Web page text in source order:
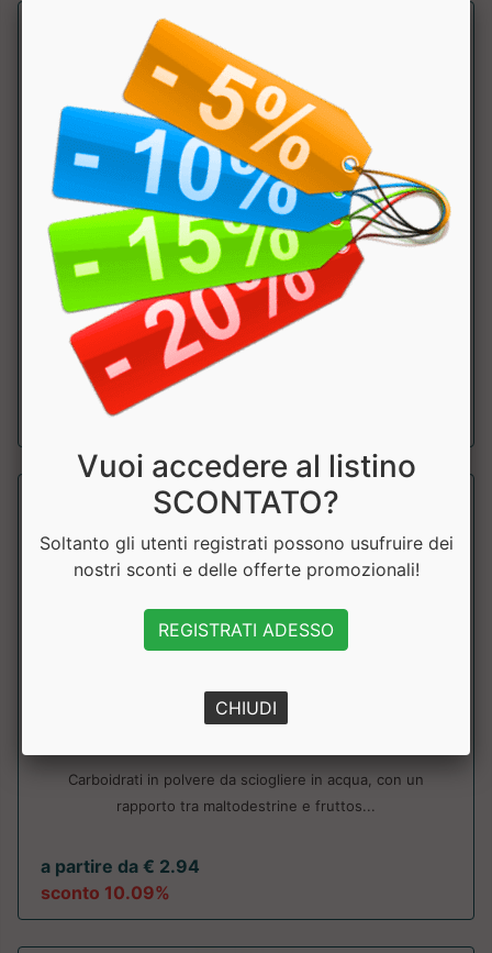
100% Destrosio
Why Sport
Integratore alimentare in polvere di destrosio puro (D-
glucosio), carboidrato semplice a r...
a partire da € 11.92
sconto 20%
Race Carb
Carboidrati in polvere da sciogliere in acqua, con un
rapporto tra maltodestrine e fruttos...
a partire da € 2.94
sconto 10.09%
Vuoi accedere al listino
SCONTATO?
Soltanto gli utenti registrati possono usufruire dei
nostri sconti e delle offerte promozionali!
REGISTRATI ADESSO
CHIUDI